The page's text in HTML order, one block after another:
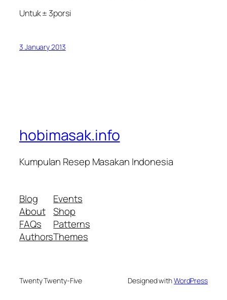
Untuk ± 3porsi
3 January 2013
hobimasak.info
Kumpulan Resep Masakan Indonesia
Blog
About
FAQs
Authors
Events
Shop
Patterns
Themes
Twenty Twenty-Five Designed withWordPress